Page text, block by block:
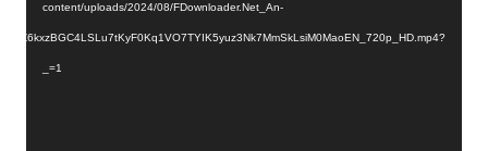
content/uploads/2024/08/FDownloader.Net_An-
_=1